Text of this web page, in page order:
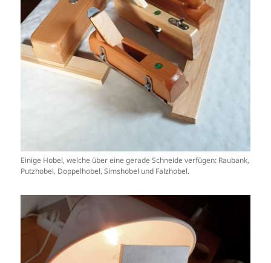
Einige Hobel, welche über eine gerade Schneide verfügen: Raubank,
Putzhobel, Doppelhobel, Simshobel und Falzhobel.